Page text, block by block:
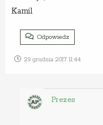
Kamil
Odpowiedz
29 grudnia 2017 11:44
Prezes